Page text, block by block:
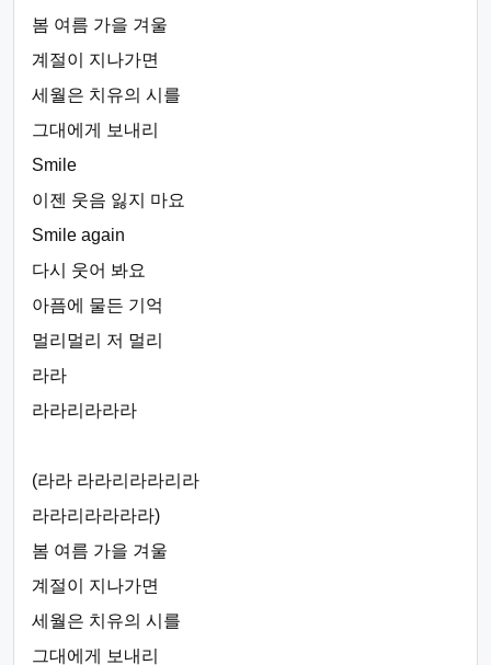
봄 여름 가을 겨울
계절이 지나가면
세월은 치유의 시를
그대에게 보내리
Smile
이젠 웃음 잃지 마요
Smile again
다시 웃어 봐요
아픔에 물든 기억
멀리멀리 저 멀리
라라
라라리라라라
(라라 라라리라라리라
라라리라라라라)
봄 여름 가을 겨울
계절이 지나가면
세월은 치유의 시를
그대에게 보내리